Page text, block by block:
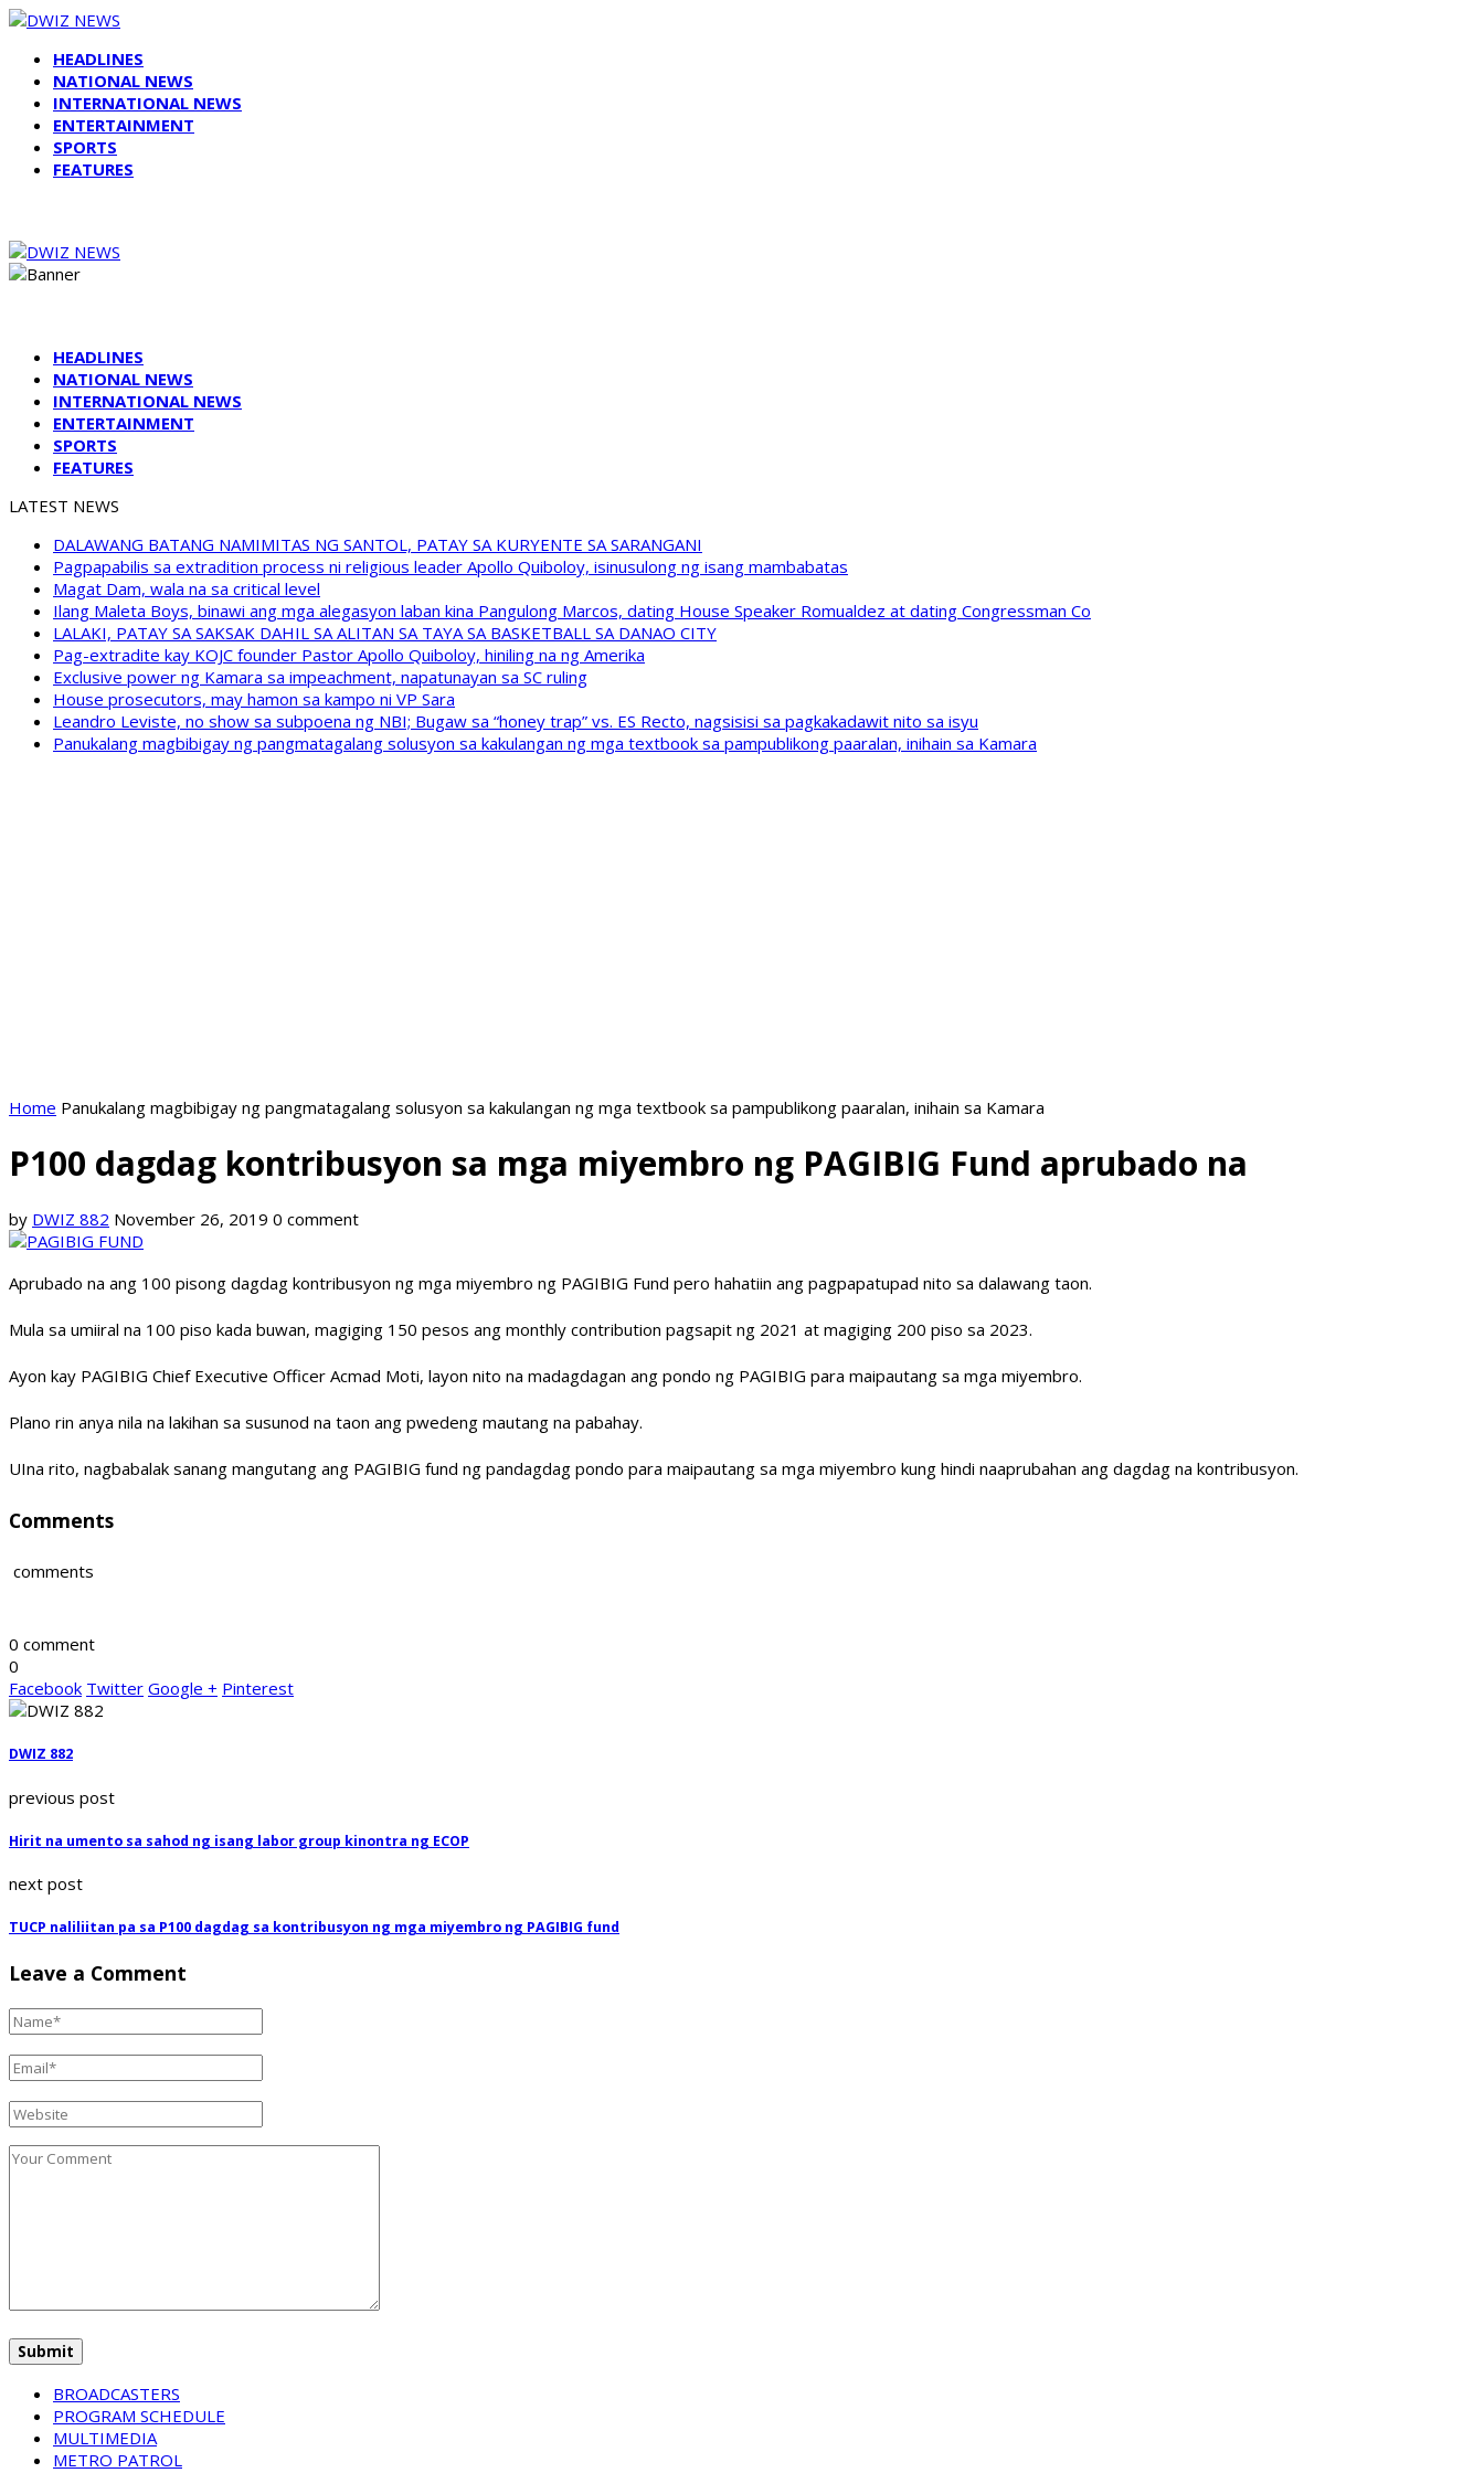
HEADLINES
NATIONAL NEWS
INTERNATIONAL NEWS
ENTERTAINMENT
SPORTS
FEATURES
HEADLINES
NATIONAL NEWS
INTERNATIONAL NEWS
ENTERTAINMENT
SPORTS
FEATURES
LATEST NEWS
DALAWANG BATANG NAMIMITAS NG SANTOL, PATAY SA KURYENTE SA SARANGANI
Pagpapabilis sa extradition process ni religious leader Apollo Quiboloy, isinusulong ng isang mambabatas
Magat Dam, wala na sa critical level
Ilang Maleta Boys, binawi ang mga alegasyon laban kina Pangulong Marcos, dating House Speaker Romualdez at dating Congressman Co
LALAKI, PATAY SA SAKSAK DAHIL SA ALITAN SA TAYA SA BASKETBALL SA DANAO CITY
Pag-extradite kay KOJC founder Pastor Apollo Quiboloy, hiniling na ng Amerika
Exclusive power ng Kamara sa impeachment, napatunayan sa SC ruling
House prosecutors, may hamon sa kampo ni VP Sara
Leandro Leviste, no show sa subpoena ng NBI; Bugaw sa “honey trap” vs. ES Recto, nagsisisi sa pagkakadawit nito sa isyu
Panukalang magbibigay ng pangmatagalang solusyon sa kakulangan ng mga textbook sa pampublikong paaralan, inihain sa Kamara
Home Panukalang magbibigay ng pangmatagalang solusyon sa kakulangan ng mga textbook sa pampublikong paaralan, inihain sa Kamara
P100 dagdag kontribusyon sa mga miyembro ng PAGIBIG Fund aprubado na
by DWIZ 882 November 26, 2019 0 comment
Aprubado na ang 100 pisong dagdag kontribusyon ng mga miyembro ng PAGIBIG Fund pero hahatiin ang pagpapatupad nito sa dalawang taon.
Mula sa umiiral na 100 piso kada buwan, magiging 150 pesos ang monthly contribution pagsapit ng 2021 at magiging 200 piso sa 2023.
Ayon kay PAGIBIG Chief Executive Officer Acmad Moti, layon nito na madagdagan ang pondo ng PAGIBIG para maipautang sa mga miyembro.
Plano rin anya nila na lakihan sa susunod na taon ang pwedeng mautang na pabahay.
UIna rito, nagbabalak sanang mangutang ang PAGIBIG fund ng pandagdag pondo para maipautang sa mga miyembro kung hindi naaprubahan ang dagdag na kontribusyon.
Comments
comments
0 comment
0
Facebook Twitter Google + Pinterest
DWIZ 882
previous post
Hirit na umento sa sahod ng isang labor group kinontra ng ECOP
next post
TUCP naliliitan pa sa P100 dagdag sa kontribusyon ng mga miyembro ng PAGIBIG fund
Leave a Comment
BROADCASTERS
PROGRAM SCHEDULE
MULTIMEDIA
METRO PATROL